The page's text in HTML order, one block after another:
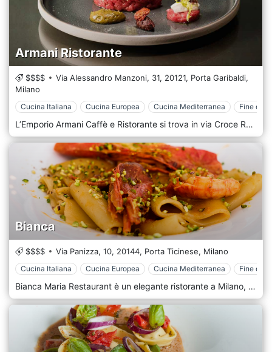
Armani Ristorante
$$$$ Via Alessandro Manzoni, 31, 20121, Porta Garibaldi,
Milano
Cucina Italiana Cucina Europea Cucina Mediterranea Fine
L’Emporio Armani Caffè e Ristorante si trova in via Croce Rossa, esattamente di fronte a via Montenapoleone (lato via Manzoni) a Milano. La cucina propone piatti gourmet, dando quel tanto di innovazione alla cucina italiana della tradizione, soprattutto settentrionale. Sono presenti proposte vegane – vegetariane e free gluten. Armani Caffè Milano è ideale per eventi e feste private.
Bianca
$$$$ Via Panizza, 10, 20144, Porta Ticinese, Milano
Cucina Italiana Cucina Europea Cucina Mediterranea Fine
Bianca Maria Restaurant è un elegante ristorante a Milano, posto all'interno della graziosa cornice del Bianca Maria Palace Hotel. Si trova in Zona Washington, poco distante dal Castello Sforzesco. La cucina utilizza sempre materie prime fresche e di alta qualità e propone piatti tipici a base di pesce: frutti di mare, tartare di pesce e aperitivi in un raffinato locale dagli arredi bianchi con veranda coperta.